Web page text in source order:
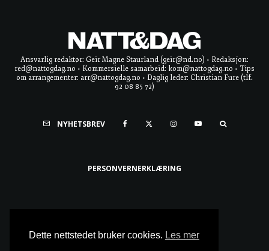
Ansvarlig redaktør: Geir Magne Staurland (geir@nd.no) • Redaksjon:
red@nattogdag.no • Kommersielle samarbeid: kom@nattogdag.no • Tips
om arrangementer: arr@nattogdag.no • Daglig leder: Christian Fure (tlf.
92 08 85 72)
NYHETSBREV
PERSONVERNERKLÆRING
Dette nettstedet bruker cookies. Les mer